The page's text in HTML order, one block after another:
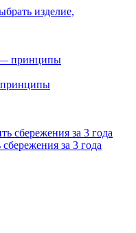
изделие,
за 3 года